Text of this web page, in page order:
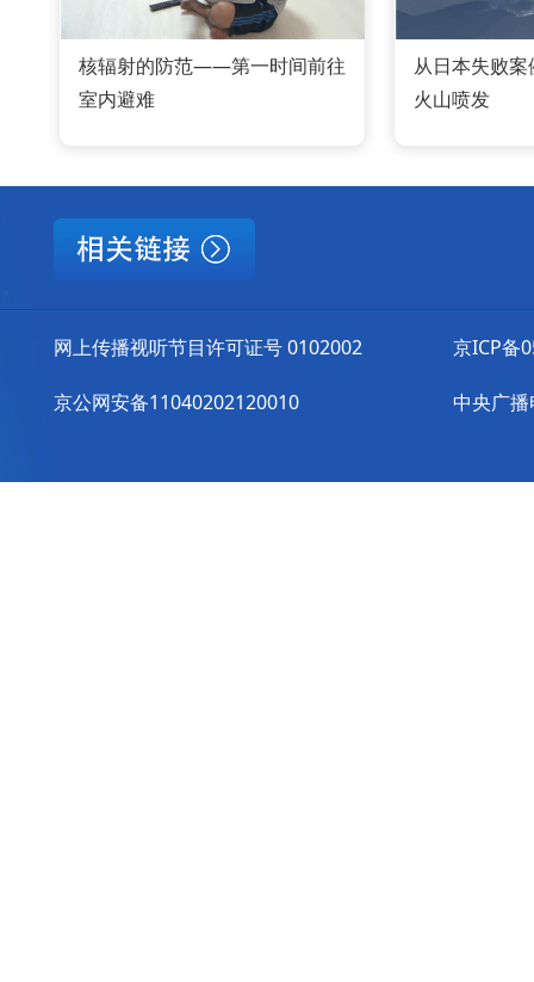
核辐射的防范——第一时间前往
室内避难
从日本失败
火山喷发
网上传播视听节目许可证号 0102002
京公网安备11040202120010
京ICP备
中央广